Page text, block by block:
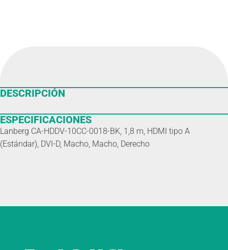
DESCRIPCIÓN
ESPECIFICACIONES
Lanberg CA-HDDV-10CC-0018-BK, 1,8 m, HDMI tipo A
(Estándar), DVI-D, Macho, Macho, Derecho